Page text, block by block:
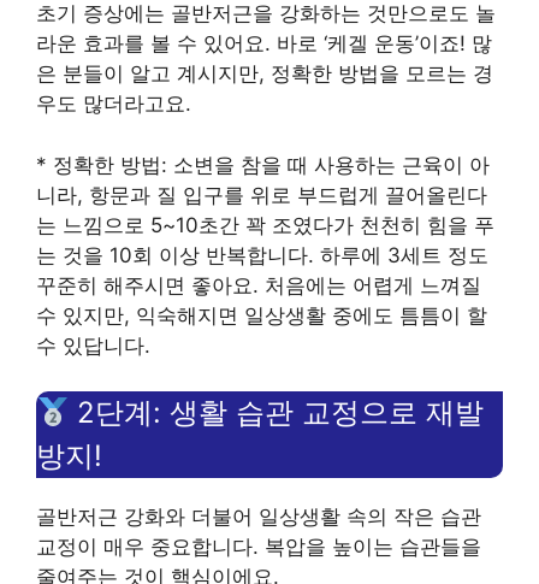
초기 증상에는 골반저근을 강화하는 것만으로도 놀
라운 효과를 볼 수 있어요. 바로 ‘케겔 운동’이죠! 많
은 분들이 알고 계시지만, 정확한 방법을 모르는 경
우도 많더라고요.
* 정확한 방법: 소변을 참을 때 사용하는 근육이 아
니라, 항문과 질 입구를 위로 부드럽게 끌어올린다
는 느낌으로 5~10초간 꽉 조였다가 천천히 힘을 푸
는 것을 10회 이상 반복합니다. 하루에 3세트 정도
꾸준히 해주시면 좋아요. 처음에는 어렵게 느껴질
수 있지만, 익숙해지면 일상생활 중에도 틈틈이 할
수 있답니다.
2단계: 생활 습관 교정으로 재발
방지!
골반저근 강화와 더불어 일상생활 속의 작은 습관
교정이 매우 중요합니다. 복압을 높이는 습관들을
줄여주는 것이 핵심이에요.